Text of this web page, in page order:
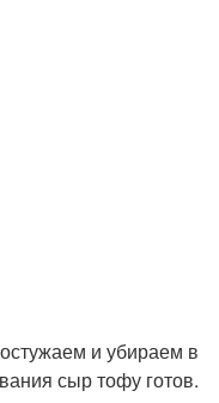
и убираем в
сыр тофу готов.